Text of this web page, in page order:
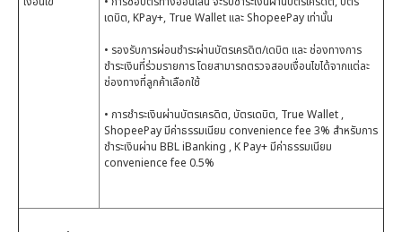
เดบิต, KPay+, True Wallet และ ShopeePay เท่านั้น
• รองรับการผ่อนชำระผ่านบัตรเครดิต/เดบิต และ ช่องทางการ
ชำระเงินที่ร่วมรายการ โดยสามารถตรวจสอบเงื่อนไขได้จากแต่ละ
ช่องทางที่ลูกค้าเลือกใช้
• การชำระเงินผ่านบัตรเครดิต, บัตรเดบิต, True Wallet ,
ShopeePay มีค่าธรรมเนียม convenience fee 3% สำหรับการ
ชำระเงินผ่าน BBL iBanking , K Pay+ มีค่าธรรมเนียม
convenience fee 0.5%